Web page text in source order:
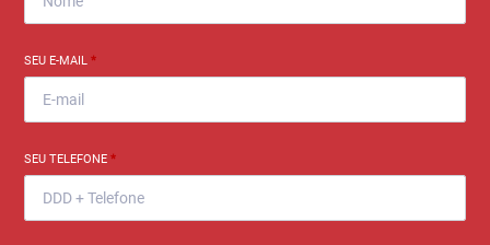
SEU E-MAIL*
SEU TELEFONE*